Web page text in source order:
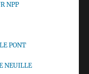
NPP
PONT
NEUILLE